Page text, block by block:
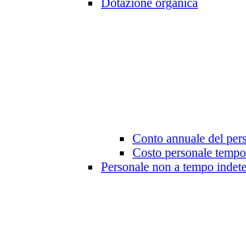
Dotazione organica
Conto annuale del
Costo personale
Personale non a tempo